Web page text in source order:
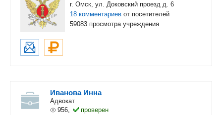
г. Омск, ул. Доковский проезд д. 6
18 комментариев от посетителей
59083 просмотра учреждения
Иванова Инна
Адвокат
956,
проверен